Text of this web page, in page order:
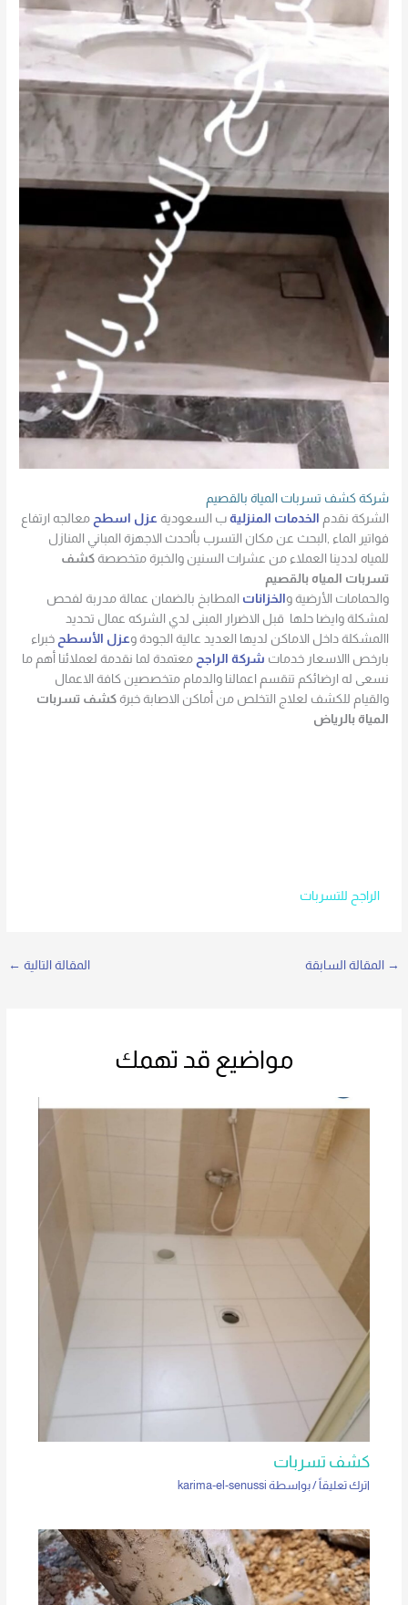
شركة كشف تسربات المياة بالقصيم
الشركة نقدم
الخدمات المنزلية ب السعودية عزل اسطح معالجه ارتفاع
فواتير الماء ,البحث عن مكان التسرب بأاحدث الاجهزة المباني المنازل
للمياه لددينا العملاء من عشرات السنين والخبرة متخصصةكشف
تسربات المياه بالقصيم
والحمامات الأرضية و الخزانات المطابخ بالضمان عمالة مدربة لفحص
لمشكلة وايضا حلها قبل الاضرار المبنى لدي الشركه عمال تحديد
االمشكلة داخل الاماكن لديها العديد عالية الجودة وعزل الأسطح خبراء
بارخص االاسعار خدمات شركة الراجح معتمدة لما نقدمة لعملائنا أهم ما
نسعى له ارضائكم تنقسم اعمالنا والدمام متخصصين كافة الاعمال
والقيام للكشف لعلاج التخلص من أماكن الاصابة خبرةكشف تسربات
المياة بالرياض
الراجح للتسربات
→ المقالة السابقة المقالة التالية ←
مواضيع قد تهمك
كشف تسربات
اترك تعليقاً/ بواسطة karima-el-senussi